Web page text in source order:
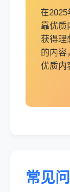
在
靠优质
获得理
的内容
优质内
常见